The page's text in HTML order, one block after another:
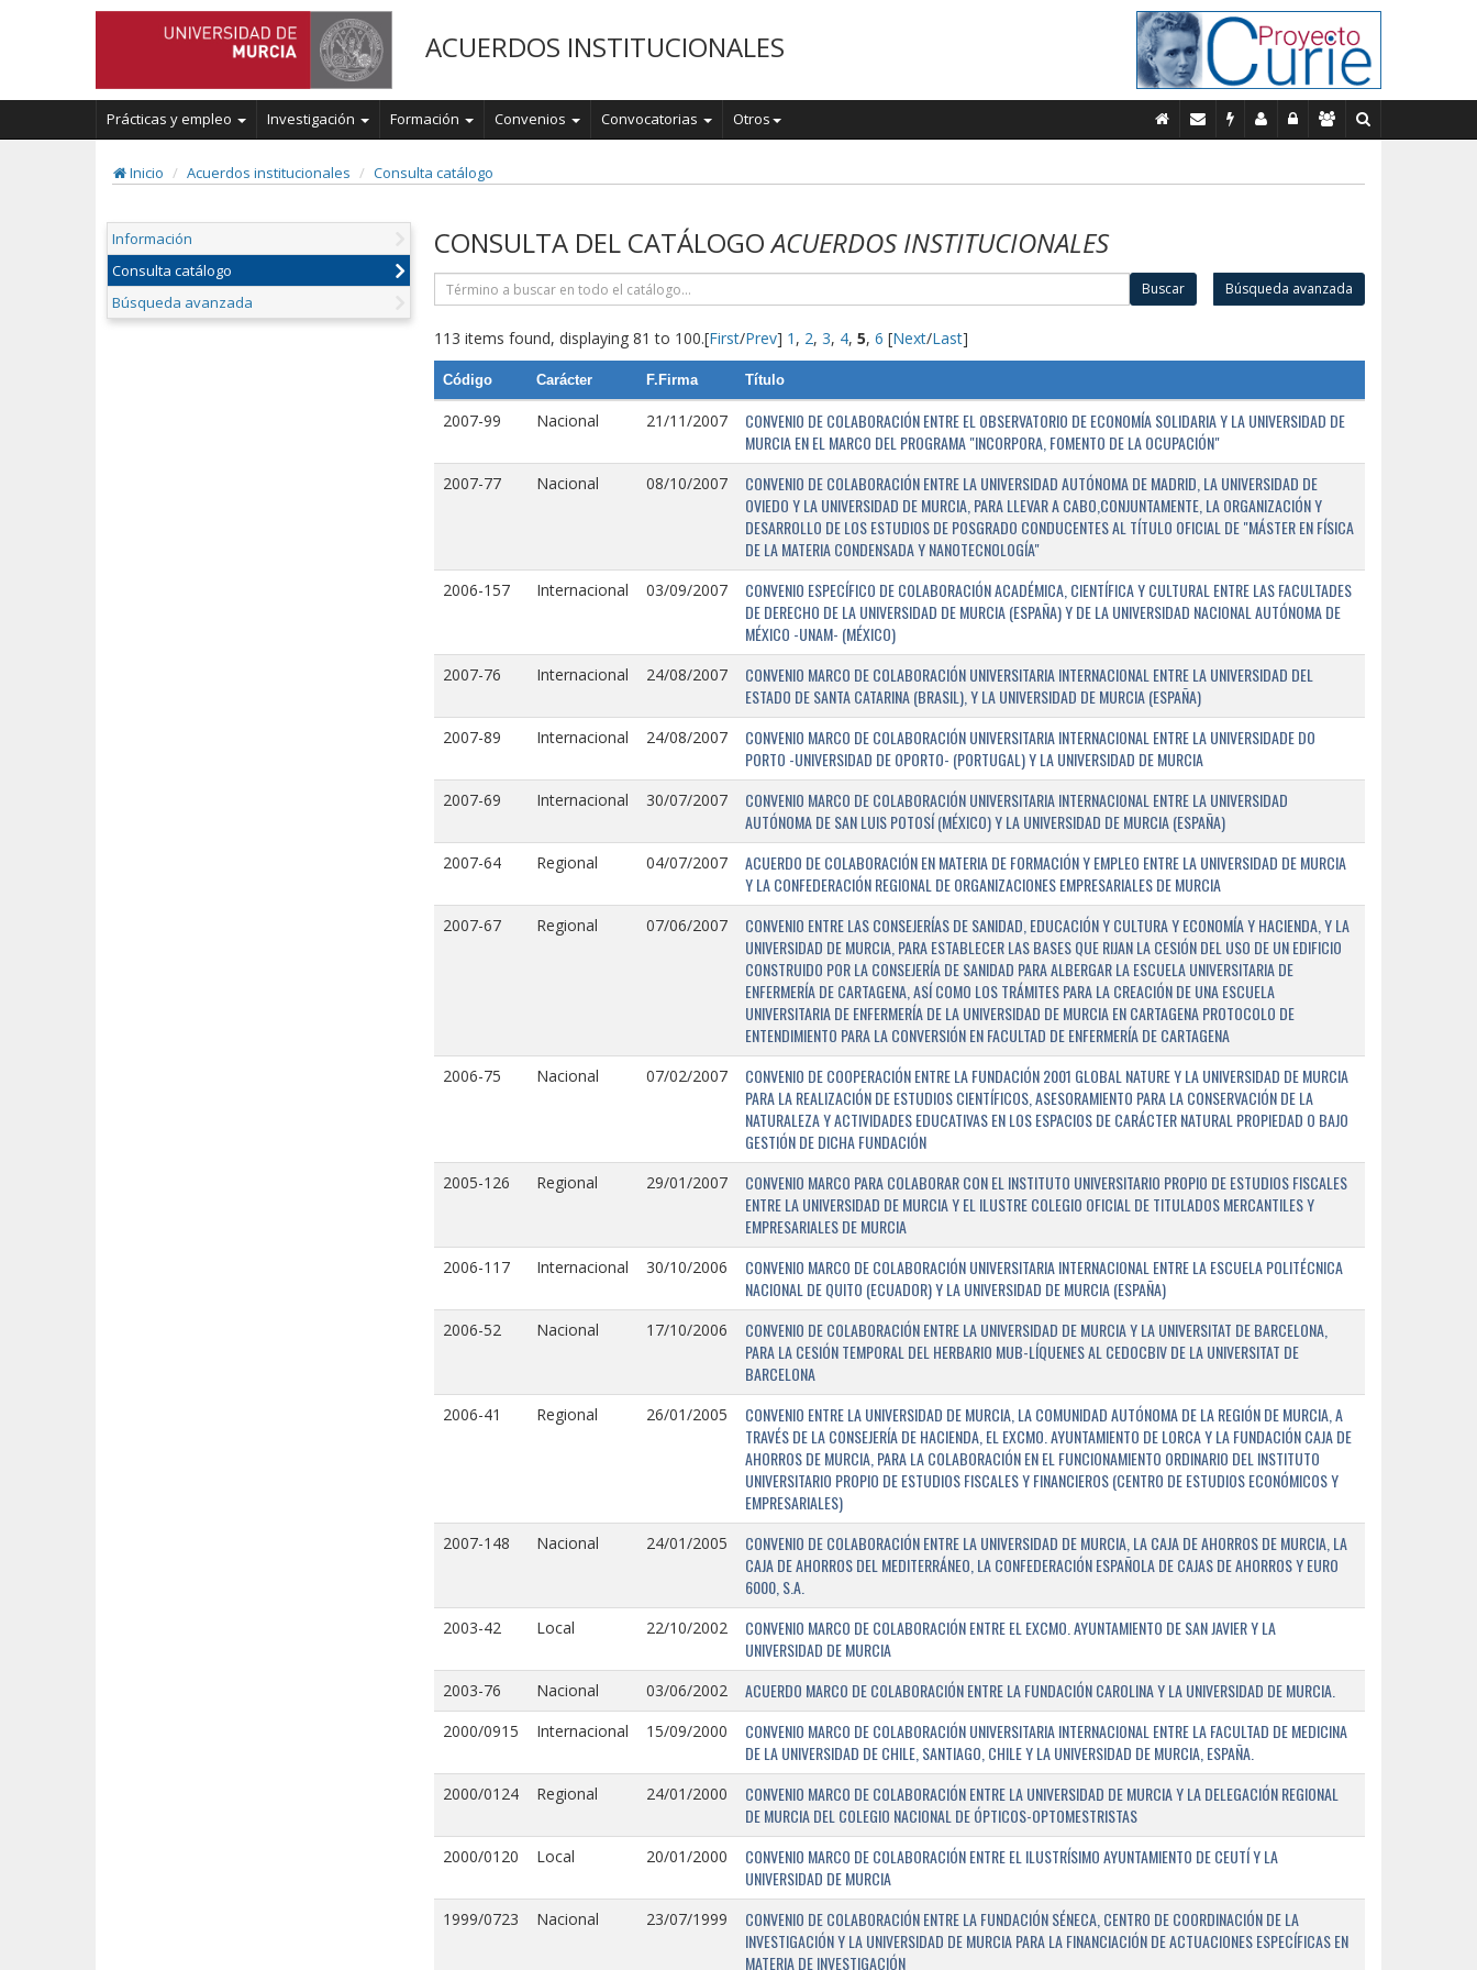
ACUERDOS INSTITUCIONALES
Prácticas y empleo Investigación Formación Convenios Convocatorias Otros
Inicio Acuerdos institucionales Consulta catálogo
Información
Consulta catálogo
Búsqueda avanzada
CONSULTA DEL CATÁLOGOACUERDOS INSTITUCIONALES
Buscar Búsqueda avanzada
113 items found, displaying 81 to 100.[First/Prev] 1 , 2, 3, 4, 5, 6 [Next/Last]
Código Carácter F.Firma Título
2007-99 Nacional 21/11/2007
CONVENIO DE COLABORACIÓN ENTRE EL OBSERVATORIO DE ECONOMÍA SOLIDARIA Y LA UNIVERSIDAD DE
MURCIA EN EL MARCO DEL PROGRAMA "INCORPORA, FOMENTO DE LA OCUPACIÓN"
2007-77 Nacional 08/10/2007
CONVENIO DE COLABORACIÓN ENTRE LA UNIVERSIDAD AUTÓNOMA DE MADRID, LA UNIVERSIDAD DE
OVIEDO Y LA UNIVERSIDAD DE MURCIA, PARA LLEVAR A CABO,CONJUNTAMENTE, LA ORGANIZACIÓN Y
DESARROLLO DE LOS ESTUDIOS DE POSGRADO CONDUCENTES AL TÍTULO OFICIAL DE "MÁSTER EN FÍSICA
DE LA MATERIA CONDENSADA Y NANOTECNOLOGÍA"
2006-157 Internacional 03/09/2007
CONVENIO ESPECÍFICO DE COLABORACIÓN ACADÉMICA, CIENTÍFICA Y CULTURAL ENTRE LAS FACULTADES
DE DERECHO DE LA UNIVERSIDAD DE MURCIA (ESPAÑA) Y DE LA UNIVERSIDAD NACIONAL AUTÓNOMA DE
MÉXICO -UNAM- (MÉXICO)
2007-76 Internacional 24/08/2007
CONVENIO MARCO DE COLABORACIÓN UNIVERSITARIA INTERNACIONAL ENTRE LA UNIVERSIDAD DEL
ESTADO DE SANTA CATARINA (BRASIL), Y LA UNIVERSIDAD DE MURCIA (ESPAÑA)
2007-89 Internacional 24/08/2007
CONVENIO MARCO DE COLABORACIÓN UNIVERSITARIA INTERNACIONAL ENTRE LA UNIVERSIDADE DO
PORTO -UNIVERSIDAD DE OPORTO- (PORTUGAL) Y LA UNIVERSIDAD DE MURCIA
2007-69 Internacional 30/07/2007
CONVENIO MARCO DE COLABORACIÓN UNIVERSITARIA INTERNACIONAL ENTRE LA UNIVERSIDAD
AUTÓNOMA DE SAN LUIS POTOSÍ (MÉXICO) Y LA UNIVERSIDAD DE MURCIA (ESPAÑA)
2007-64 Regional 04/07/2007
ACUERDO DE COLABORACIÓN EN MATERIA DE FORMACIÓN Y EMPLEO ENTRE LA UNIVERSIDAD DE MURCIA
Y LA CONFEDERACIÓN REGIONAL DE ORGANIZACIONES EMPRESARIALES DE MURCIA
2007-67 Regional 07/06/2007
CONVENIO ENTRE LAS CONSEJERÍAS DE SANIDAD, EDUCACIÓN Y CULTURA Y ECONOMÍA Y HACIENDA, Y LA
UNIVERSIDAD DE MURCIA, PARA ESTABLECER LAS BASES QUE RIJAN LA CESIÓN DEL USO DE UN EDIFICIO
CONSTRUIDO POR LA CONSEJERÍA DE SANIDAD PARA ALBERGAR LA ESCUELA UNIVERSITARIA DE
ENFERMERÍA DE CARTAGENA, ASÍ COMO LOS TRÁMITES PARA LA CREACIÓN DE UNA ESCUELA
UNIVERSITARIA DE ENFERMERÍA DE LA UNIVERSIDAD DE MURCIA EN CARTAGENA PROTOCOLO DE
ENTENDIMIENTO PARA LA CONVERSIÓN EN FACULTAD DE ENFERMERÍA DE CARTAGENA
2006-75 Nacional 07/02/2007
CONVENIO DE COOPERACIÓN ENTRE LA FUNDACIÓN 2001 GLOBAL NATURE Y LA UNIVERSIDAD DE MURCIA
PARA LA REALIZACIÓN DE ESTUDIOS CIENTÍFICOS, ASESORAMIENTO PARA LA CONSERVACIÓN DE LA
NATURALEZA Y ACTIVIDADES EDUCATIVAS EN LOS ESPACIOS DE CARÁCTER NATURAL PROPIEDAD O BAJO
GESTIÓN DE DICHA FUNDACIÓN
2005-126 Regional 29/01/2007
CONVENIO MARCO PARA COLABORAR CON EL INSTITUTO UNIVERSITARIO PROPIO DE ESTUDIOS FISCALES
ENTRE LA UNIVERSIDAD DE MURCIA Y EL ILUSTRE COLEGIO OFICIAL DE TITULADOS MERCANTILES Y
EMPRESARIALES DE MURCIA
2006-117 Internacional 30/10/2006
CONVENIO MARCO DE COLABORACIÓN UNIVERSITARIA INTERNACIONAL ENTRE LA ESCUELA POLITÉCNICA
NACIONAL DE QUITO (ECUADOR) Y LA UNIVERSIDAD DE MURCIA (ESPAÑA)
2006-52 Nacional 17/10/2006
CONVENIO DE COLABORACIÓN ENTRE LA UNIVERSIDAD DE MURCIA Y LA UNIVERSITAT DE BARCELONA,
PARA LA CESIÓN TEMPORAL DEL HERBARIO MUB-LÍQUENES AL CEDOCBIV DE LA UNIVERSITAT DE
BARCELONA
2006-41 Regional 26/01/2005
CONVENIO ENTRE LA UNIVERSIDAD DE MURCIA, LA COMUNIDAD AUTÓNOMA DE LA REGIÓN DE MURCIA, A
TRAVÉS DE LA CONSEJERÍA DE HACIENDA, EL EXCMO. AYUNTAMIENTO DE LORCA Y LA FUNDACIÓN CAJA DE
AHORROS DE MURCIA, PARA LA COLABORACIÓN EN EL FUNCIONAMIENTO ORDINARIO DEL INSTITUTO
UNIVERSITARIO PROPIO DE ESTUDIOS FISCALES Y FINANCIEROS (CENTRO DE ESTUDIOS ECONÓMICOS Y
EMPRESARIALES)
2007-148 Nacional 24/01/2005
CONVENIO DE COLABORACIÓN ENTRE LA UNIVERSIDAD DE MURCIA, LA CAJA DE AHORROS DE MURCIA, LA
CAJA DE AHORROS DEL MEDITERRÁNEO, LA CONFEDERACIÓN ESPAÑOLA DE CAJAS DE AHORROS Y EURO
6000, S.A.
2003-42 Local 22/10/2002
CONVENIO MARCO DE COLABORACIÓN ENTRE EL EXCMO. AYUNTAMIENTO DE SAN JAVIER Y LA
UNIVERSIDAD DE MURCIA
2003-76 Nacional 03/06/2002 ACUERDO MARCO DE COLABORACIÓN ENTRE LA FUNDACIÓN CAROLINA Y LA UNIVERSIDAD DE MURCIA.
2000/0915 Internacional 15/09/2000
CONVENIO MARCO DE COLABORACIÓN UNIVERSITARIA INTERNACIONAL ENTRE LA FACULTAD DE MEDICINA
DE LA UNIVERSIDAD DE CHILE, SANTIAGO, CHILE Y LA UNIVERSIDAD DE MURCIA, ESPAÑA.
2000/0124 Regional 24/01/2000
CONVENIO MARCO DE COLABORACIÓN ENTRE LA UNIVERSIDAD DE MURCIA Y LA DELEGACIÓN REGIONAL
DE MURCIA DEL COLEGIO NACIONAL DE ÓPTICOS-OPTOMESTRISTAS
2000/0120 Local 20/01/2000
CONVENIO MARCO DE COLABORACIÓN ENTRE EL ILUSTRÍSIMO AYUNTAMIENTO DE CEUTÍ Y LA
UNIVERSIDAD DE MURCIA
1999/0723 Nacional 23/07/1999
CONVENIO DE COLABORACIÓN ENTRE LA FUNDACIÓN SÉNECA, CENTRO DE COORDINACIÓN DE LA
INVESTIGACIÓN Y LA UNIVERSIDAD DE MURCIA PARA LA FINANCIACIÓN DE ACTUACIONES ESPECÍFICAS EN
MATERIA DE INVESTIGACIÓN